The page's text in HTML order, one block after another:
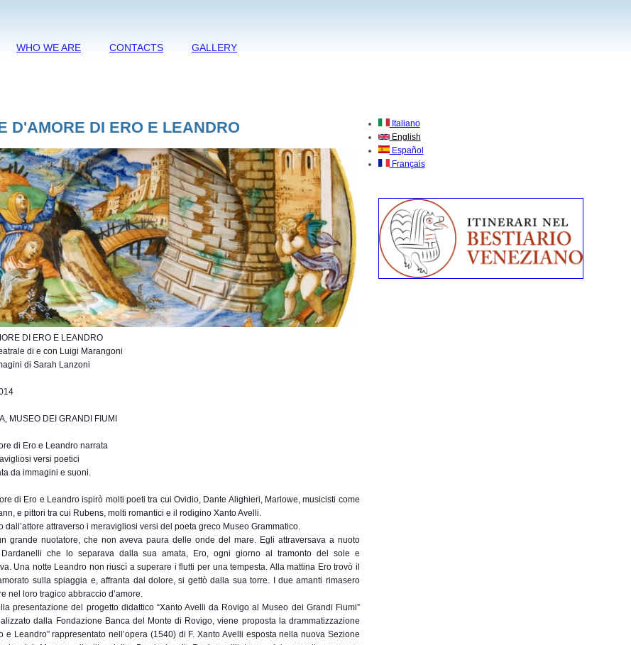
WHO WE ARE CONTACTS GALLERY
D'AMORE DI ERO E LEANDRO
DI ERO E LEANDRO
di e con Luigi Marangoni
di Sarah Lanzoni
MUSEO DEI GRANDI FIUMI
di Ero e Leandro narrata
versi poetici
da immagini e suoni.
di Ero e Leandro ispirò molti poeti tra cui Ovidio, Dante Alighieri, Marlowe, musicisti come
e pittori tra cui Rubens, molti romantici e il rodigino Xanto Avelli.
dall’attore attraverso i meravigliosi versi del poeta greco Museo Grammatico.
grande nuotatore, che non aveva paura delle onde del mare. Egli attraversava a nuoto
che lo separava dalla sua amata, Ero, ogni giorno al tramonto del sole e
Una notte Leandro non riuscì a superare i flutti per una tempesta. Alla mattina Ero trovò il
sulla spiaggia e, affranta dal dolore, si gettò dalla sua torre. I due amanti rimasero
nel loro tragico abbraccio d’amore.
presentazione del progetto didattico “Xanto Avelli da Rovigo al Museo dei Grandi Fiumi”
dalla Fondazione Banca del Monte di Rovigo, viene proposta la drammatizzazione
e Leandro” rappresentato nell’opera (1540) di F. Xanto Avelli esposta nella nuova Sezione
Italiano
English
Español
Français